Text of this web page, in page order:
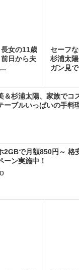
女の11歳
日から夫
セーフ
杉浦太
ガン見
＆杉浦太陽、家族でコ
ブルいっぱいの手料
2GBで月額850円～ 格
ーン実施中！